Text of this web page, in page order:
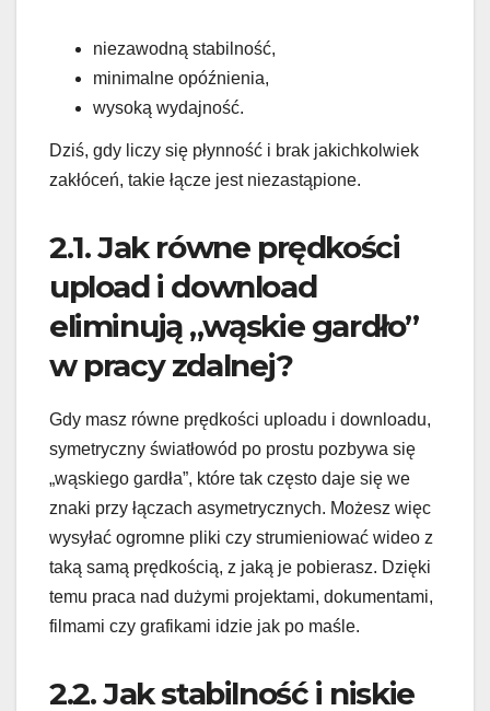
niezawodną stabilność,
minimalne opóźnienia,
wysoką wydajność.
Dziś, gdy liczy się płynność i brak jakichkolwiek
zakłóceń, takie łącze jest niezastąpione.
2.1. Jak równe prędkości
upload i download
eliminują „wąskie gardło”
w pracy zdalnej?
Gdy masz równe prędkości uploadu i downloadu,
symetryczny światłowód po prostu pozbywa się
„wąskiego gardła”, które tak często daje się we
znaki przy łączach asymetrycznych. Możesz więc
wysyłać ogromne pliki czy strumieniować wideo z
taką samą prędkością, z jaką je pobierasz. Dzięki
temu praca nad dużymi projektami, dokumentami,
filmami czy grafikami idzie jak po maśle.
2.2. Jak stabilność i niskie